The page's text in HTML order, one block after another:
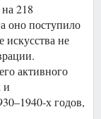
218
оно поступило
искусства не
активного
и
х годов,